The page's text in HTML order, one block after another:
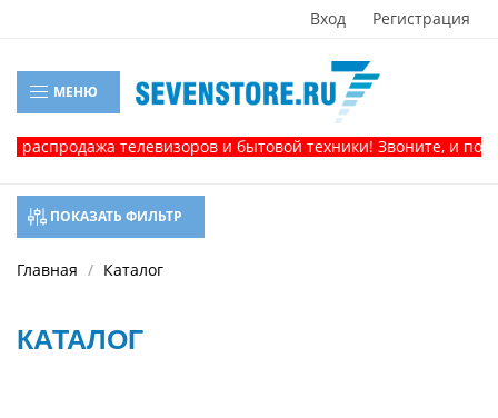
Вход Регистрация
МЕНЮ
телевизоров и бытовой техники! Звоните, и получите
ПОКАЗАТЬ ФИЛЬТР
Главная Каталог
КАТАЛОГ